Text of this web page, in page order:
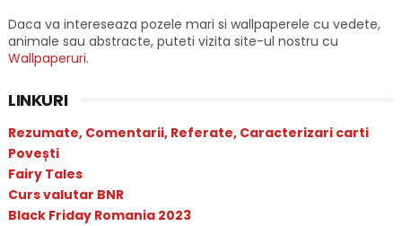
Daca va intereseaza pozele mari si wallpaperele cu vedete,
animale sau abstracte, puteti vizita site-ul nostru cu
Wallpaperuri.
LINKURI
Rezumate, Comentarii, Referate, Caracterizari carti
Povești
Fairy Tales
Curs valutar BNR
Black Friday Romania 2023